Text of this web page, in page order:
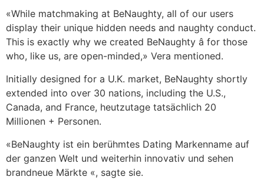
«While matchmaking at BeNaughty, all of our users
display their unique hidden needs and naughty conduct.
This is exactly why we created BeNaughty â for those
who, like us, are open-minded,» Vera mentioned.
Initially designed for a U.K. market, BeNaughty shortly
extended into over 30 nations, including the U.S.,
Canada, and France, heutzutage tatsächlich 20
Millionen + Personen.
«BeNaughty ist ein berühmtes Dating Markenname auf
der ganzen Welt und weiterhin innovativ und sehen
brandneue Märkte «, sagte sie.